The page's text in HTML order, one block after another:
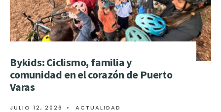
Bykids: Ciclismo, familia y
comunidad en el corazón de Puerto
Varas
JULIO 12, 2026 • ACTUALIDAD